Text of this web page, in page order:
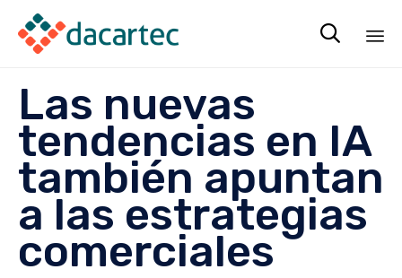

Las nuevas
tendencias en IA
también apuntan
a las estrategias
comerciales